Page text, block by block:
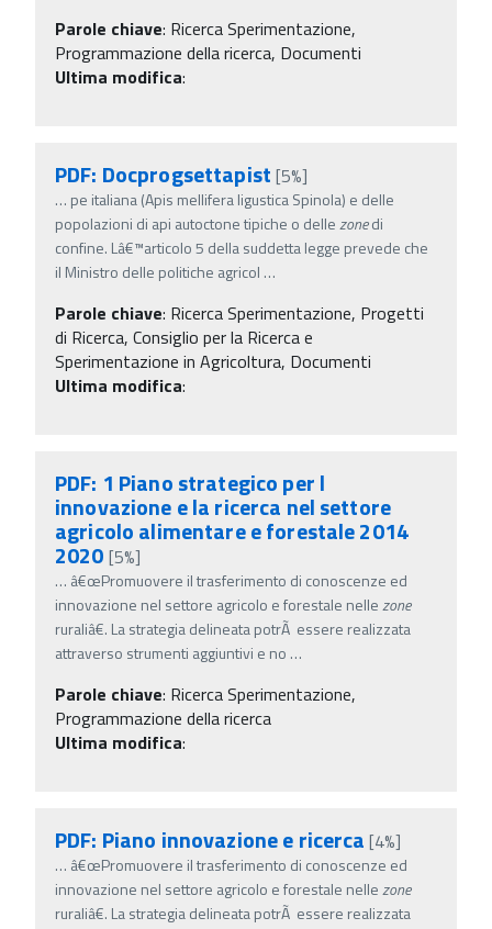
Parole chiave: Ricerca Sperimentazione,
Programmazione della ricerca, Documenti
Ultima modifica:
PDF: Docprogsettapist [5%]
… pe italiana (Apis mellifera ligustica Spinola) e delle
popolazioni di api autoctone tipiche o dellezonedi
confine. Lâ€™articolo 5 della suddetta legge prevede che
il Ministro delle politiche agricol …
Parole chiave: Ricerca Sperimentazione, Progetti
di Ricerca, Consiglio per la Ricerca e
Sperimentazione in Agricoltura, Documenti
Ultima modifica:
PDF: 1 Piano strategico per l
innovazione e la ricerca nel settore
agricolo alimentare e forestale 2014
2020 [5%]
… â€œPromuovere il trasferimento di conoscenze ed
innovazione nel settore agricolo e forestale nellezone
ruraliâ€. La strategia delineata potrÃ essere realizzata
attraverso strumenti aggiuntivi e no …
Parole chiave: Ricerca Sperimentazione,
Programmazione della ricerca
Ultima modifica:
PDF: Piano innovazione e ricerca [4%]
… â€œPromuovere il trasferimento di conoscenze ed
innovazione nel settore agricolo e forestale nellezone
ruraliâ€. La strategia delineata potrÃ essere realizzata